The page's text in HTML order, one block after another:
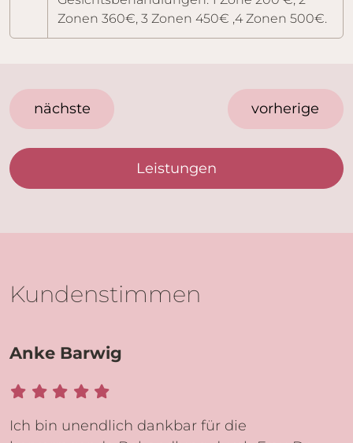
Zonen 360€, 3 Zonen 450€ ,4 Zonen 500€.
Leistungen
nächste vorherige
Kundenstimmen
Anke Barwig
Ich bin unendlich dankbar für die